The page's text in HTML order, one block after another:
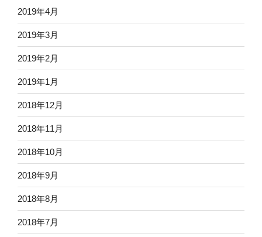
2019年4月
2019年3月
2019年2月
2019年1月
2018年12月
2018年11月
2018年10月
2018年9月
2018年8月
2018年7月